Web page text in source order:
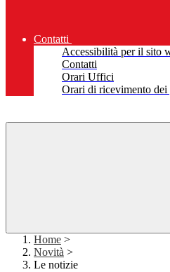
Contatti
Accessibilità per il sito
Contatti
Orari Uffici
Orari di ricevimento dei
Home >
Novità >
Le notizie